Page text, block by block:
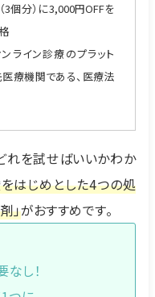
個分）に3,000円OFFを
ライン診療のプラット
医療機関である、医療法
れを試せばいいかわか
はじめとした4つの処
」がおすすめです。
し！